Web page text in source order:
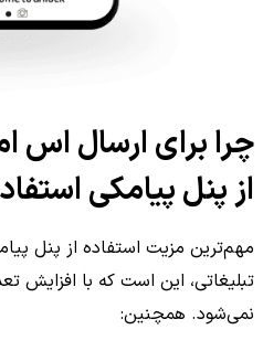
چرا برای ارسال اس
از پنل پیامکی
مهم‌ترین مزیت استفاده از پنل
تبلیغاتی، این است که با افزایش
نمی‌شود. همچنین: